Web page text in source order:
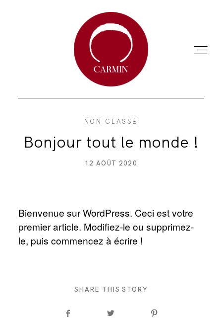
ACCUEIL
A PROPOS
CONTACT
NON CLASSÉ
Bonjour tout le monde !
12 AOÛT 2020
Bienvenue sur WordPress. Ceci est votre
premier article. Modifiez-le ou supprimez-
le, puis commencez à écrire !
SHARE THIS STORY